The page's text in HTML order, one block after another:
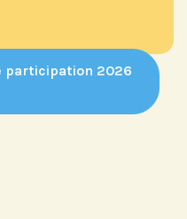
participation 2026